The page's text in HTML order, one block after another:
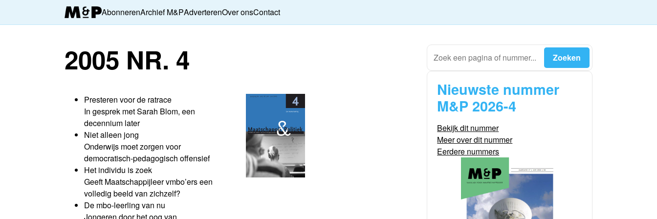
AbonnerenArchief M&PAdverterenOver onsContact
2005 NR. 4
Presteren voor de ratrace
In gesprek met Sarah Blom, een
decennium later
Niet alleen jong
Onderwijs moet zorgen voor
democratisch-pedagogisch offensief
Het individu is zoek
Geeft Maatschappijleer vmbo’ers een
volledig beeld van zichzelf?
De mbo-leerling van nu
Nieuwste nummer
M&P 2026-4
Bekijk dit nummer
Meer over dit nummer
Eerdere nummers